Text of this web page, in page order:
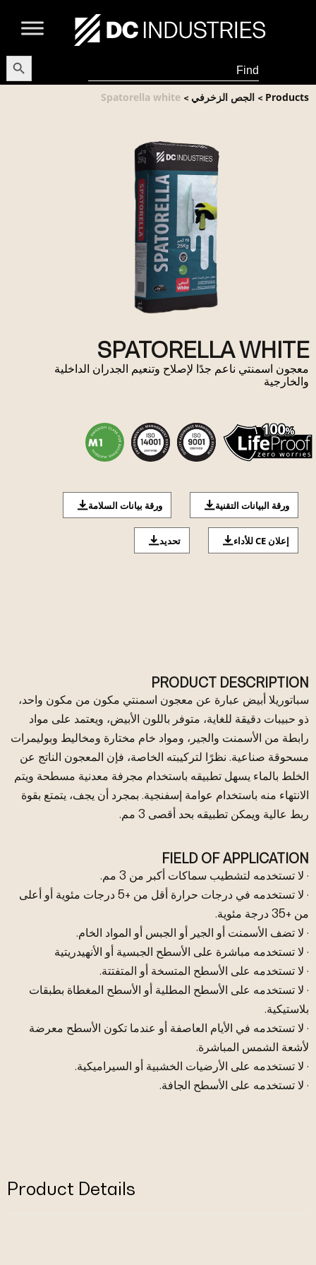
Search
for:
Button
Products
> الجص الزخرفي>
Spatorella white
SPATORELLA WHITE
معجون اسمنتي ناعم جدًا لإصلاح وتنعيم الجدران الداخلية
والخارجية
ورقة البيانات التقنية ورقة بيانات السلامة
إعلان CE للأداء تحديد
PRODUCT DESCRIPTION
سباتوريلا أبيض عبارة عن معجون اسمنتي مكون من مكون واحد،
ذو حبيبات دقيقة للغاية، متوفر باللون الأبيض، ويعتمد على مواد
رابطة من الأسمنت والجير، ومواد خام مختارة ومخاليط وبوليمرات
مسحوقة صناعية. نظرًا لتركيبته الخاصة، فإن المعجون الناتج عن
الخلط بالماء يسهل تطبيقه باستخدام مجرفة معدنية مسطحة ويتم
الانتهاء منه باستخدام عوامة إسفنجية. بمجرد أن يجف، يتمتع بقوة
ربط عالية ويمكن تطبيقه بحد أقصى 3 مم.
FIELD OF APPLICATION
· لا تستخدمه لتشطيب سماكات أكبر من 3 مم.
· لا تستخدمه في درجات حرارة أقل من +5 درجات مئوية أو أعلى
من +35 درجة مئوية.
· لا تضف الأسمنت أو الجير أو الجبس أو المواد الخام.
· لا تستخدمه مباشرة على الأسطح الجبسية أو الأنهيدريتية
· لا تستخدمه على الأسطح المتسخة أو المتفتتة.
· لا تستخدمه على الأسطح المطلية أو الأسطح المغطاة بطبقات
بلاستيكية.
· لا تستخدمه في الأيام العاصفة أو عندما تكون الأسطح معرضة
لأشعة الشمس المباشرة.
· لا تستخدمه على الأرضيات الخشبية أو السيراميكية.
· لا تستخدمه على الأسطح الجافة.
Product Details